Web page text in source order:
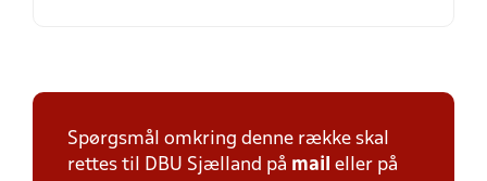
Spørgsmål omkring denne række skal
rettes til DBU Sjælland på mail eller på